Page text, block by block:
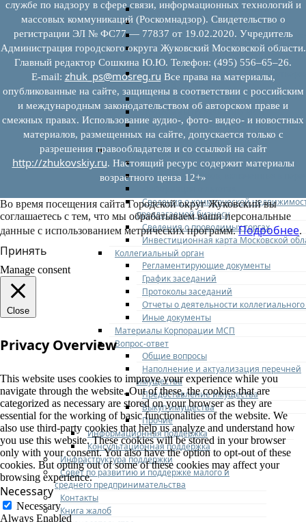
Федеральное законодательство
Региональное законодательство
Порядок формирования и ведения
Порядок предоставления имущества из
перечней
Нормативные правовые акты по
перечней
Административные регламенты
Программы по развитию МСП
Нормативные правовые акты по
мерам поддержки субъектов МСП
Имущество для бизнеса
Перечень имущества для МСП
Паспорта объектов, включенных в
Сведения о коммерческой
предлагаемой бизнесу
Сведения о проводимых торгах
Инвестиционная карта Московской
Коллегиальный орган
Регламентирующие документы
График заседаний
Протоколы заседаний
Отчеты о деятельности
Иные документы
Материалы Корпорации МСП
Вопрос-ответ
Общие вопросы
Наполнение и актуализация перечней
имущества
Предоставление имущества
Выкуп имущества
Прочие
Информационная поддержка
Консультационная поддержка
Инфраструктура поддержки
Совет по развитию и поддержке малого и
среднего предпринимательства
Контакты
Книга жалоб
службе по надзору в сфере связи, информационных технологий и
массовых коммуникаций (Роскомнадзор). Свидетельство о
регистрации ЭЛ № ФС77 — 77837 от 19.02.2020. Учредитель
Администрация городского округа Жуковский Московской области.
Главный редактор Сошкина Ю.Ю. Телефон: (495) 556–65–26.
E‑mail: zhuk_ps@mosreg.ru Все права на материалы,
опубликованные на сайте, защищены в соответствии с российским
и международным законодательством об авторском праве и
смежных правах. Использование аудио-, фото- видео- и новостных
материалов, размещенных на сайте, допускается только с
разрешения правообладателя и со ссылкой на сайт
http://zhukovskiy.ru. Настоящий ресурс содержит материалы
возрастного ценза 12+»
Во время посещения сайта Городской округ Жуковский вы
соглашаетесь с тем, что мы обрабатываем ваши персональные
данные с использованием метрических программ.Подробнее.
Принять
Manage consent
Close
Privacy Overview
This website uses cookies to improve your experience while you
navigate through the website. Out of these, the cookies that are
categorized as necessary are stored on your browser as they are
essential for the working of basic functionalities of the website. We
also use third-party cookies that help us analyze and understand how
you use this website. These cookies will be stored in your browser
only with your consent. You also have the option to opt-out of these
cookies. But opting out of some of these cookies may affect your
browsing experience.
Necessary
Necessary
Always Enabled